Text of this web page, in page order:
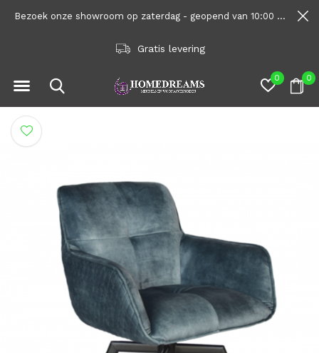
0 0
Gratis levering
Bezoek onze showroom op zaterdag - geopend van 10:00 tot 1600